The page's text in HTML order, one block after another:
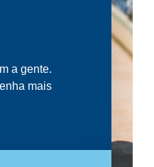
a gente.
mais